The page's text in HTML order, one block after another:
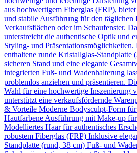
aus hochwertigem Fiberglas (FRP),
und stabile Ausführung für den täglichen
Verkaufsflächen oder im Schaufenster.
unterstreicht die authentische Optik und
Styling- und
enthaltene runde Kristallglas-Standplatte
sicheren Stand und eine elegante
integrierten Fuß- und Wadenhalterung
problemlos anziehen und präsentieren.
Wahl für eine hochwertige Inszenierung
unterstützt eine verkaufsfördernde
& Vorteile Moderne Bodysculpt-Form
Hautfarbene Ausführung mit Make-up
Modelliertes Haar für authentisches
robustem Fiberglas (FRP) Inklusive
Standplatte (rund, 38 cm) Fuß- und